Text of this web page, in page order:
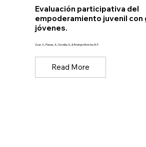
Evaluación participativa del
empoderamiento juvenil con
jóvenes.
Úcar, X., Planas, A., Novella, A., & Rodrigo Moriche, M. P.
Read More